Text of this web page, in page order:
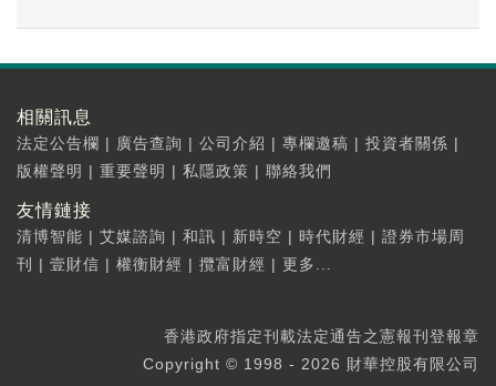
相關訊息
法定公告欄 | 廣告查詢 | 公司介紹 | 專欄邀稿 | 投資者關係 |
版權聲明 | 重要聲明 | 私隱政策 | 聯絡我們
友情鏈接
清博智能 | 艾媒諮詢 | 和訊 | 新時空 | 時代財經 | 證券市場周
刊
| 壹財信 | 權衡財經 | 攬富財經 | 更多...
香港政府指定刊載法定通告之憲報刊登報章
Copyright © 1998 - 2026 財華控股有限公司